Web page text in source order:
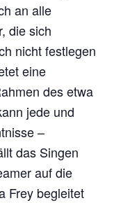
an alle
die sich
nicht festlegen
eine
des etwa
jede und
–
das Singen
auf die
Frey begleitet